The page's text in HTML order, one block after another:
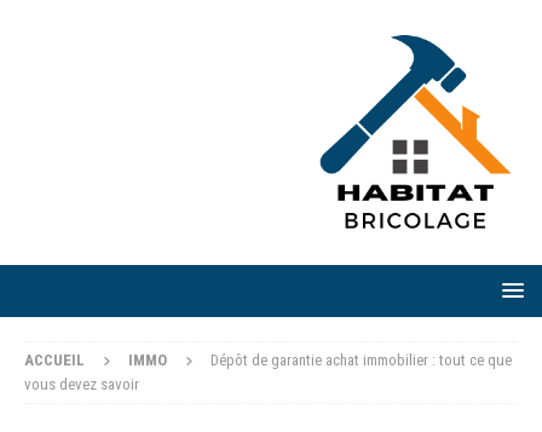
ACCUEIL IMMO
Dépôt de garantie achat immobilier : tout ce que
vous devez savoir